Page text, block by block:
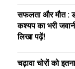
सफलता और मौत :
कश्यप का भरी
लिखा पढ़ें!
चढ़ावा चोरों को